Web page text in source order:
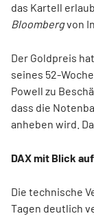
das Kartell
Bloombergvon
Der Goldpreis
seines 52-
Powell zu
dass die
anheben wird.
DAX mit Blick
Die technische
Tagen deutlich